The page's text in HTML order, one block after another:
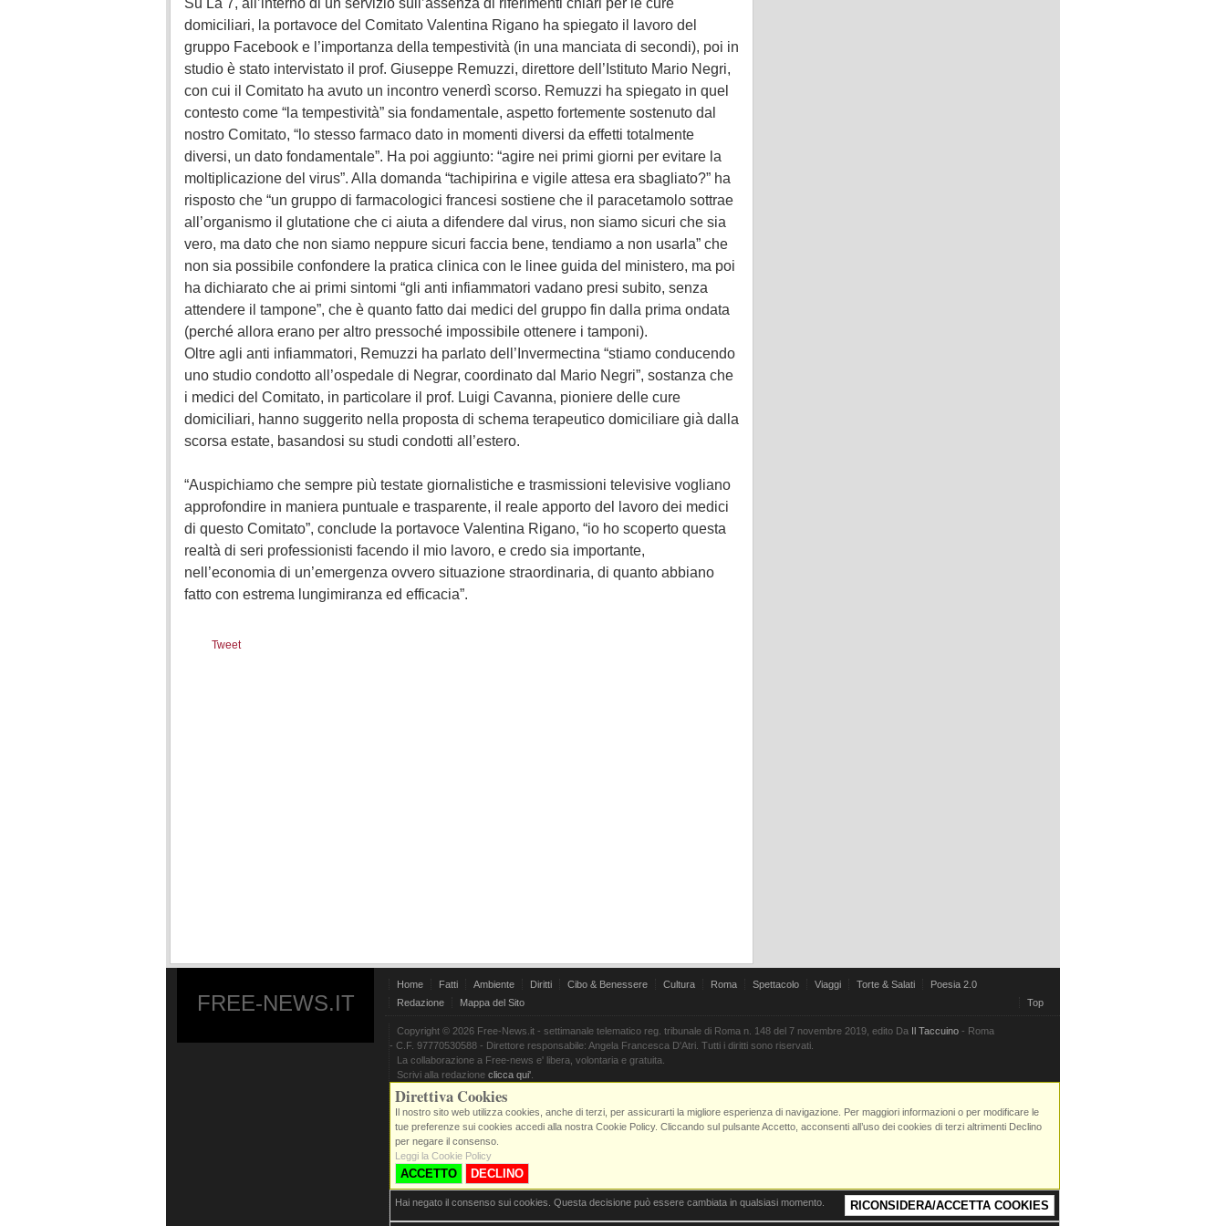
Su La 7, all’interno di un servizio sull’assenza di riferimenti chiari per le cure
domiciliari, la portavoce del Comitato Valentina Rigano ha spiegato il lavoro del
gruppo Facebook e l’importanza della tempestività (in una manciata di secondi), poi in
studio è stato intervistato il prof. Giuseppe Remuzzi, direttore dell’Istituto Mario Negri,
con cui il Comitato ha avuto un incontro venerdì scorso. Remuzzi ha spiegato in quel
contesto come “la tempestività” sia fondamentale, aspetto fortemente sostenuto dal
nostro Comitato, “lo stesso farmaco dato in momenti diversi da effetti totalmente
diversi, un dato fondamentale”. Ha poi aggiunto: “agire nei primi giorni per evitare la
moltiplicazione del virus”. Alla domanda “tachipirina e vigile attesa era sbagliato?” ha
risposto che “un gruppo di farmacologici francesi sostiene che il paracetamolo sottrae
all’organismo il glutatione che ci aiuta a difendere dal virus, non siamo sicuri che sia
vero, ma dato che non siamo neppure sicuri faccia bene, tendiamo a non usarla” che
non sia possibile confondere la pratica clinica con le linee guida del ministero, ma poi
ha dichiarato che ai primi sintomi “gli anti infiammatori vadano presi subito, senza
attendere il tampone”, che è quanto fatto dai medici del gruppo fin dalla prima ondata
(perché allora erano per altro pressoché impossibile ottenere i tamponi).
Oltre agli anti infiammatori, Remuzzi ha parlato dell’Invermectina “stiamo conducendo
uno studio condotto all’ospedale di Negrar, coordinato dal Mario Negri”, sostanza che
i medici del Comitato, in particolare il prof. Luigi Cavanna, pioniere delle cure
domiciliari, hanno suggerito nella proposta di schema terapeutico domiciliare già dalla
scorsa estate, basandosi su studi condotti all’estero.
“Auspichiamo che sempre più testate giornalistiche e trasmissioni televisive vogliano
approfondire in maniera puntuale e trasparente, il reale apporto del lavoro dei medici
di questo Comitato”, conclude la portavoce Valentina Rigano, “io ho scoperto questa
realtà di seri professionisti facendo il mio lavoro, e credo sia importante,
nell’economia di un’emergenza ovvero situazione straordinaria, di quanto abbiano
fatto con estrema lungimiranza ed efficacia”.
Tweet
FREE-NEWS.IT
Home Fatti Ambiente Diritti Cibo & Benessere Cultura Roma Spettacolo Viaggi Torte & Salati
Poesia 2.0
Redazione
Mappa del Sito Top
Copyright © 2026 Free-News.it - settimanale telematico reg. tribunale di Roma n. 148 del 7 novembre 2019, edito Da Il Taccuino - Roma
- C.F. 97770530588 - Direttore responsabile: Angela Francesca D'Atri. Tutti i diritti sono riservati.
La collaborazione a Free-news e' libera, volontaria e gratuita.
Scrivi alla redazione clicca qui'
Direttiva Cookies
Il nostro sito web utilizza cookies, anche di terzi, per assicurarti la migliore esperienza di navigazione. Per maggiori informazioni o per modificare le
tue preferenze sui cookies accedi alla nostra Cookie Policy. Cliccando sul pulsante Accetto, acconsenti all’uso dei cookies di terzi altrimenti Declino
per negare il consenso.
Leggi la Cookie Policy
ACCETTO DECLINO
RICONSIDERA/ACCETTA COOKIES
Hai negato il consenso sui cookies. Questa decisione può essere cambiata in qualsiasi momento.